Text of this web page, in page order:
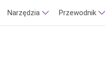
Narzędzia Przewodnik